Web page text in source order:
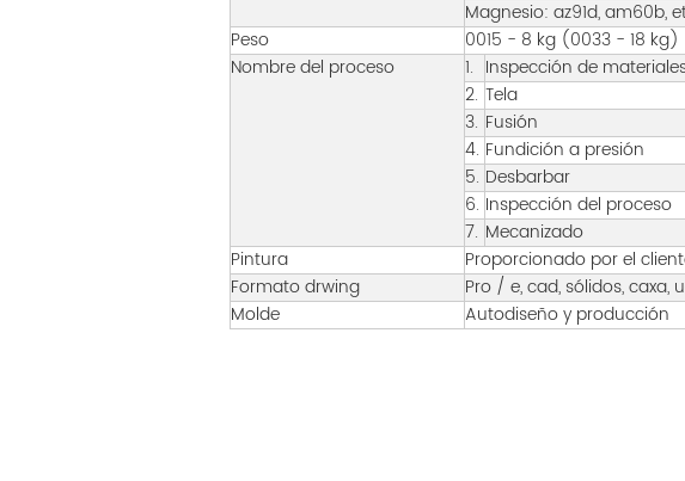
Magnesio: az91d, am60b,
Peso
0015 - 8 kg (0033 - 18 kg)
Nombre del proceso
1. Inspección de
2. Tela
3. Fusión
4. Fundición a presión
5. Desbarbar
6. Inspección del proceso
7. Mecanizado
Pintura
Proporcionado por el
Formato drwing
Pro / e, cad, sólidos, caxa,
Molde
Autodiseño y producción